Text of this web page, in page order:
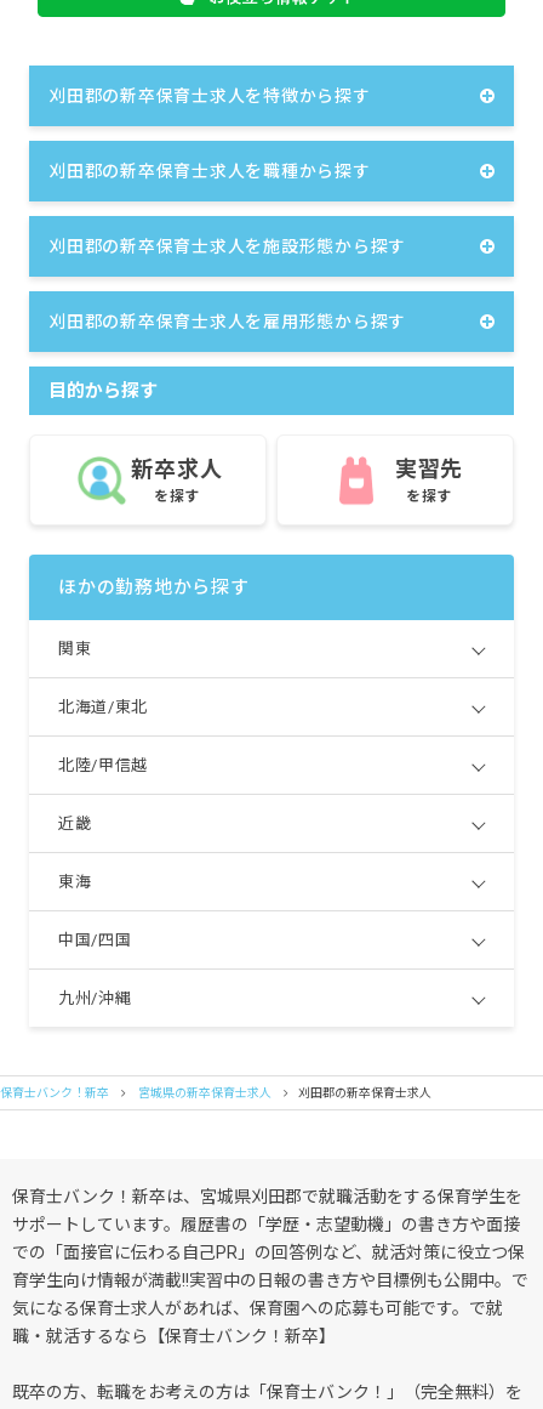
刈田郡の新卒保育士求人を特徴から探す
刈田郡の新卒保育士求人を職種から探す
刈田郡の新卒保育士求人を施設形態から探す
刈田郡の新卒保育士求人を雇用形態から探す
目的から探す
新卒求人
を探す
実習先
を探す
ほかの勤務地から探す
関東
北海道/東北
北陸/甲信越
近畿
東海
中国/四国
九州/沖縄
保育士バンク！新卒 宮城県の新卒保育士求人 刈田郡の新卒保育士求人
保育士バンク！新卒は、宮城県刈田郡で就職活動をする保育学生を
サポートしています。履歴書の「学歴・志望動機」の書き方や面接
での「面接官に伝わる自己PR」の回答例など、就活対策に役立つ保
育学生向け情報が満載!!実習中の日報の書き方や目標例も公開中。で
気になる保育士求人があれば、保育園への応募も可能です。で就
職・就活するなら【保育士バンク！新卒】
既卒の方、転職をお考えの方は「保育士バンク！」（完全無料）を